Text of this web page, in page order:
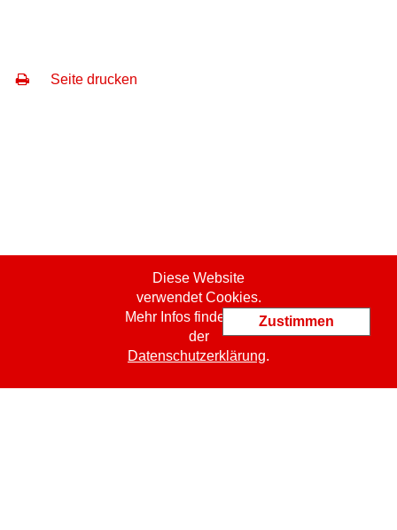
Seite drucken
Diese Website
verwendet Cookies.
Mehr Infos finden Sie in
der
Datenschutzerklärung.
Zustimmen